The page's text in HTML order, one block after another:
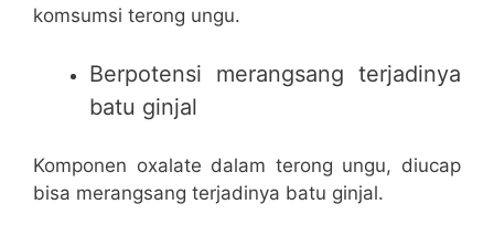
komsumsi terong ungu.
Berpotensi merangsang terjadinya
batu ginjal
Komponen oxalate dalam terong ungu, diucap
bisa merangsang terjadinya batu ginjal.